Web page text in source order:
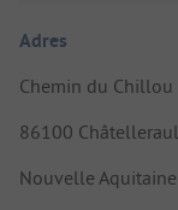
Adres
Chemin du Chillou
86100
Nouvelle Aquitaine